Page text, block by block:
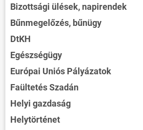
Bizottsági ülések, napirendek
Bűnmegelőzés, bűnügy
DtKH
Egészségügy
Európai Uniós Pályázatok
Faültetés Szadán
Helyi gazdaság
Helytörténet